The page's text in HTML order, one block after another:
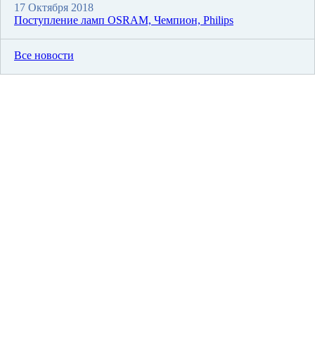
17 Октября 2018
Поступление ламп OSRAM, Чемпион, Philips
Все новости